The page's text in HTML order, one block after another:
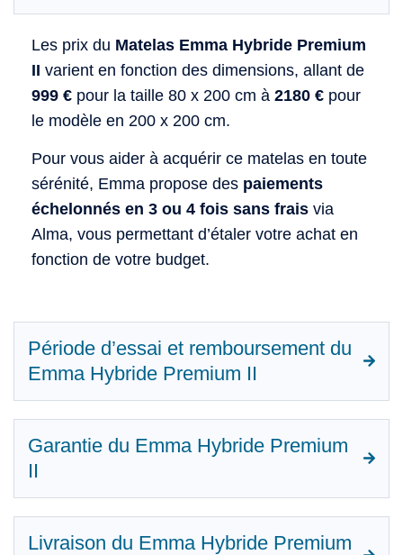
Les prix du Matelas Emma Hybride Premium
II varient en fonction des dimensions, allant de
999 € pour la taille 80 x 200 cm à 2180 € pour
le modèle en 200 x 200 cm.
Pour vous aider à acquérir ce matelas en toute
sérénité, Emma propose des paiements
échelonnés en 3 ou 4 fois sans frais via
Alma, vous permettant d’étaler votre achat en
fonction de votre budget.
Période d’essai et remboursement du
Emma Hybride Premium II
Garantie du Emma Hybride Premium
II
Livraison du Emma Hybride Premium